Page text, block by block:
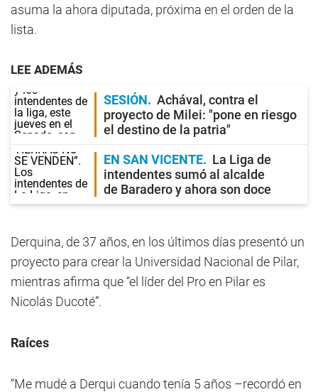
asuma la ahora diputada, próxima en el orden de la
lista.
LEE ADEMÁS
SESIÓN
Achával, contra el
proyecto de Milei: "pone en riesgo
el destino de la patria"
EN SAN VICENTE
La Liga de
intendentes sumó al alcalde
de Baradero y ahora son doce
Derquina, de 37 años, en los últimos días presentó un
proyecto para crear la Universidad Nacional de Pilar,
mientras afirma que “el líder del Pro en Pilar es
Nicolás Ducoté”.
Raíces
“Me mudé a Derqui cuando tenía 5 años –recordó en